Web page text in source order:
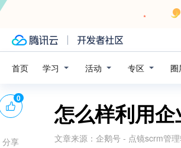
首页 学习 活动 专区 圈
怎么样利用
文章来源： 企鹅号 - 点镜scrm管
0
分享